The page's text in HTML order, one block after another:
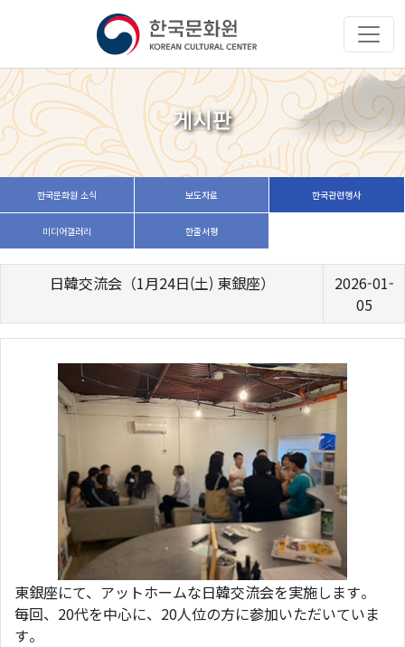
게시판
한국문화원 소식 보도자료 한국관련행사
미디어갤러리 한줄서평
日韓交流会（1月24日(土) 東銀座）
2026-01-
05
東銀座にて、アットホームな日韓交流会を実施します。
毎回、20代を中心に、20人位の方に参加いただいていま
す。